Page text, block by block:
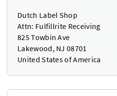
Dutch Label Shop
Attn: Fulfillrite Receiving
825 Towbin Ave
Lakewood, NJ 08701
United States of America